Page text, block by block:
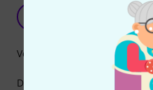
Eine sichere Sache
AKEL
Die Hintergrundleiste ist ein
Verarbeitung